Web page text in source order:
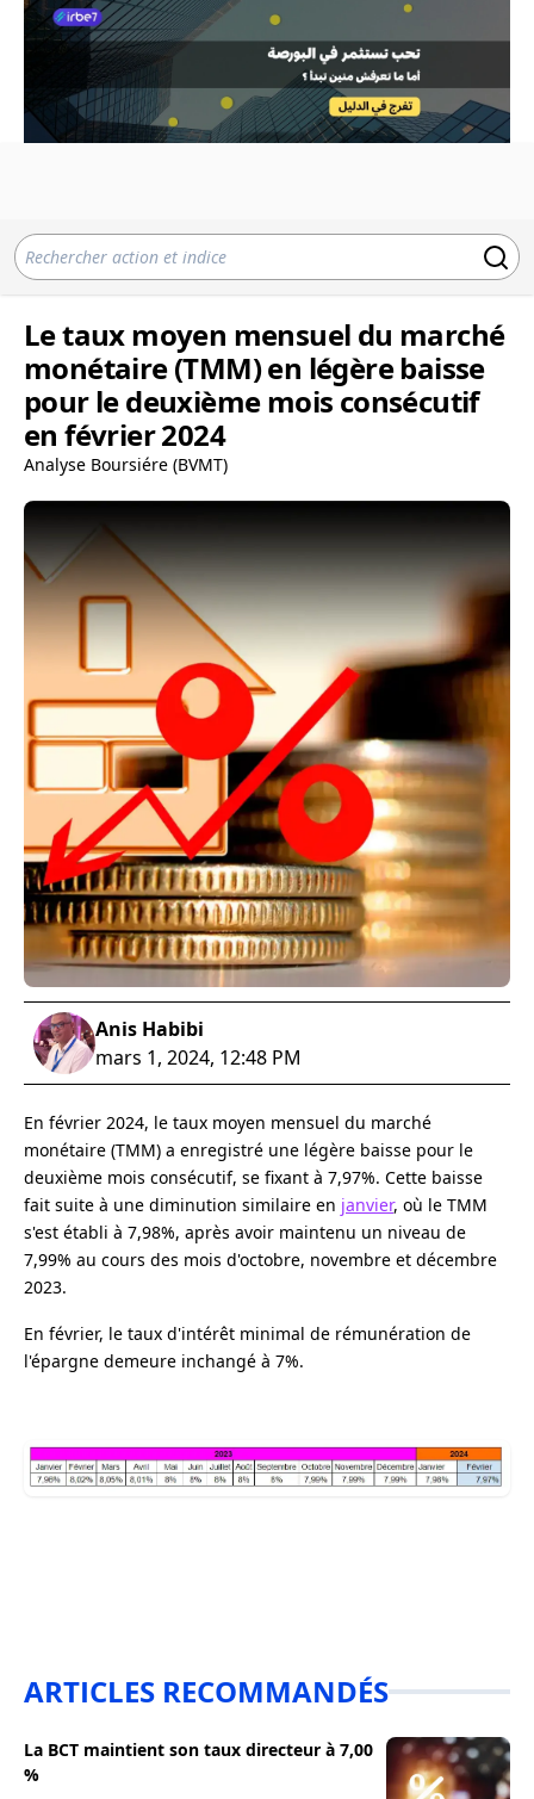
Le taux moyen mensuel du marché
monétaire (TMM) en légère baisse
pour le deuxième mois consécutif
en février 2024
Analyse Boursiére (BVMT)
Anis Habibi
mars 1, 2024, 12:48 PM
En février 2024, le taux moyen mensuel du marché
monétaire (TMM) a enregistré une légère baisse pour le
deuxième mois consécutif, se fixant à 7,97%. Cette baisse
fait suite à une diminution similaire en janvier, où le TMM
s'est établi à 7,98%, après avoir maintenu un niveau de
7,99% au cours des mois d'octobre, novembre et décembre
2023.
En février, le taux d'intérêt minimal de rémunération de
l'épargne demeure inchangé à 7%.
ARTICLES RECOMMANDÉS
La BCT maintient son taux directeur à 7,00
%